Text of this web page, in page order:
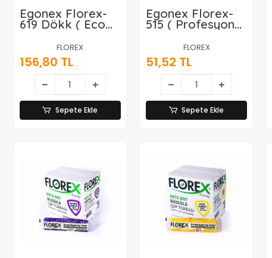
Egonex Florex-
619 Dökk ( Eco
) ( 20pcs )
80x110cm Çöp
Torbası*9=k
FLOREX
156,80 TL
Sepete Ekle
Egonex Florex-
515 ( Profesyonel
80x110cm.çöp
Torba*20=k
FLOREX
51,52 TL
Sepete Ekle